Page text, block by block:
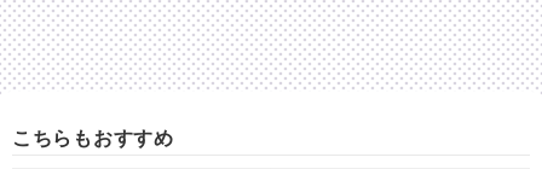
こちらもおすすめ